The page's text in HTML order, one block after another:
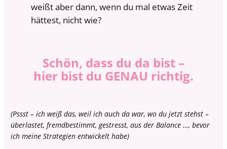
weißt aber dann, wenn du mal etwas Zeit
hättest, nicht wie?
Schön, dass du da bist –
hier bist du GENAU richtig.
(Pssst – ich weiß das, weil ich auch da war, wo du jetzt stehst –
überlastet, fremdbestimmt, gestresst, aus der Balance …, bevor
ich meine Strategien entwickelt habe)